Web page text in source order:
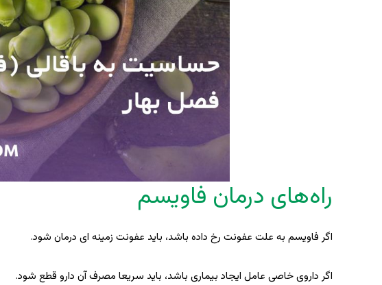
راه‌های درمان فاویسم
اگر فاویسم به علت عفونت رخ داده باشد، باید عفونت زمینه ای درمان شود.
اگر داروی خاصی عامل ایجاد بیماری باشد، باید سریعا مصرف آن دارو قطع شود.